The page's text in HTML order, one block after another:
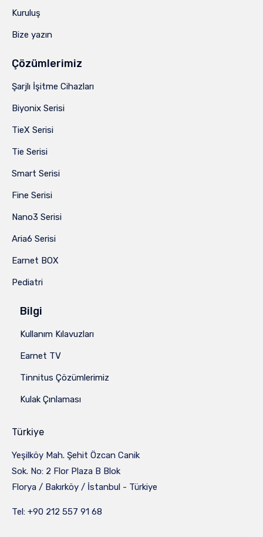
Kuruluş
Bize yazın
Çözümlerimiz
Şarjlı İşitme Cihazları
Biyonix Serisi
TieX Serisi
Tie Serisi
Smart Serisi
Fine Serisi
Nano3 Serisi
Aria6 Serisi
Earnet BOX
Pediatri
Bilgi
Kullanım Kılavuzları
Earnet TV
Tinnitus Çözümlerimiz
Kulak Çınlaması
Türkiye
Yeşilköy Mah. Şehit Özcan Canik
Sok. No: 2 Flor Plaza B Blok
Florya / Bakırköy / İstanbul - Türkiye
Tel: +90 212 557 91 68